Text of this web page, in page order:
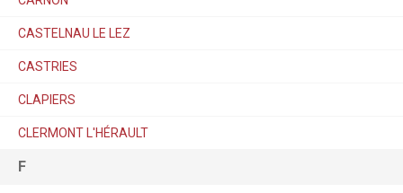
CASTELNAU LE LEZ
CASTRIES
CLAPIERS
CLERMONT L'HÉRAULT
F